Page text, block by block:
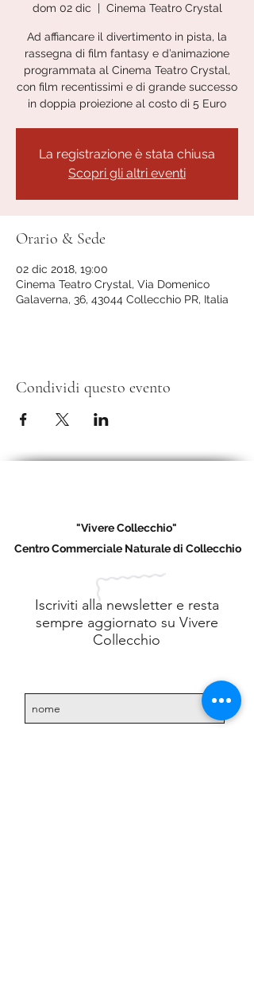
dom 02 dic
  |
Cinema Teatro Crystal
Ad affiancare il divertimento in pista, la
rassegna di film fantasy e d’animazione
programmata al Cinema Teatro Crystal,
con film recentissimi e di grande successo
in doppia proiezione al costo di 5 Euro
La registrazione è stata chiusa
Scopri gli altri eventi
Orario & Sede
02 dic 2018, 19:00
Cinema Teatro Crystal, Via Domenico
Galaverna, 36, 43044 Collecchio PR, Italia
Condividi questo evento
"Vivere Collecchio"
Centro Commerciale Naturale di Collecchio
Iscriviti alla newsletter e resta
sempre aggiornato su Vivere
Collecchio